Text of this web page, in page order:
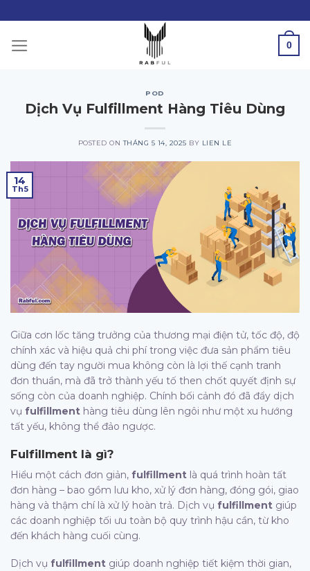
to
content
0
POD
Dịch Vụ Fulfillment Hàng Tiêu Dùng
POSTED ONTHÁNG 5 14, 2025 BY LIEN LE
14
Th5
Giữa cơn lốc tăng trưởng của thương mại điện tử, tốc độ, độ
chính xác và hiệu quả chi phí trong việc đưa sản phẩm tiêu
dùng đến tay người mua không còn là lợi thế cạnh tranh
đơn thuần, mà đã trở thành yếu tố then chốt quyết định sự
sống còn của doanh nghiệp. Chính bối cảnh đó đã đẩy dịch
vụ fulfillment hàng tiêu dùng lên ngôi như một xu hướng
tất yếu, không thể đảo ngược.
Fulfillment là gì?
Hiểu một cách đơn giản, fulfillment là quá trình hoàn tất
đơn hàng – bao gồm lưu kho, xử lý đơn hàng, đóng gói, giao
hàng và thậm chí là xử lý hoàn trả. Dịch vụ fulfillment giúp
các doanh nghiệp tối ưu toàn bộ quy trình hậu cần, từ kho
đến khách hàng cuối cùng.
Dịch vụ fulfillment giúp doanh nghiệp tiết kiệm thời gian,